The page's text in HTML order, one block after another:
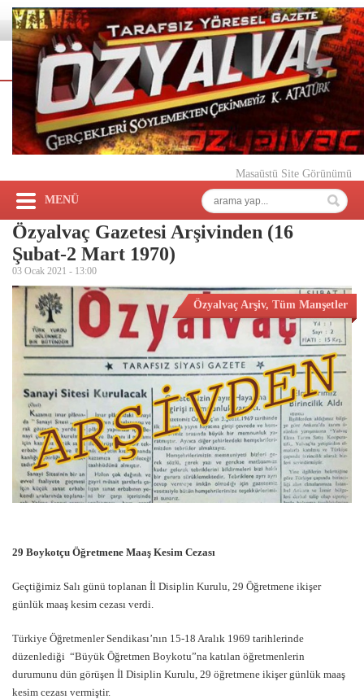
Masaüstü Site Görünümü
MENÜ
Özyalvaç Gazetesi Arşivinden (16
Şubat-2 Mart 1970)
03 Ocak 2021 - 13:00
Özyalvaç Arşiv, Tüm Manşetler
29 Boykotçu Öğretmene Maaş Kesim Cezası
Geçtiğimiz Salı günü toplanan İl Disiplin Kurulu, 29 Öğretmene ikişer
günlük maaş kesim cezası verdi.
Türkiye Öğretmenler Sendikası’nın 15-18 Aralık 1969 tarihlerinde
düzenlediği “Büyük Öğretmen Boykotu”na katılan öğretmenlerin
durumunu dün görüşen İl Disiplin Kurulu, 29 öğretmene ikişer günlük maaş
kesim cezası vermiştir.